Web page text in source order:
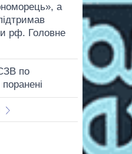
а
рф. Головне
по